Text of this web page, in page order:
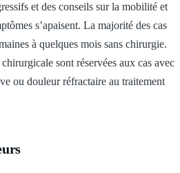
et des conseils sur la mobilité et
s’apaisent. La majorité des cas
à quelques mois sans chirurgie.
sont réservées aux cas avec
ou douleur réfractaire au traitement